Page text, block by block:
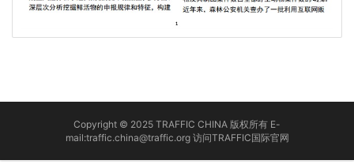
Copyright © 2025 TRAFFIC CHINA 版权所有 E-
mail:traffic.china@traffic.org 访问TRAFFIC国际官网